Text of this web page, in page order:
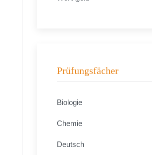
Prüfungsfächer
Biologie
Chemie
Deutsch